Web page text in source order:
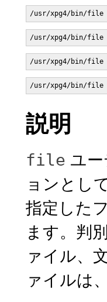
/usr/xpg4/bin/file
/usr/xpg4/bin/
/usr/xpg4/bin/
/usr/xpg4/bin/
説明
file ユー
ョンとし
指定した
ます。判
ァイル、
ァイルは